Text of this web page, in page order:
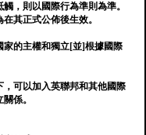
，則以國際行為準則為準。
其正式公佈後生效。
家的主權和獨立[並]根據國際
可以加入英聯邦和其他國際
係。